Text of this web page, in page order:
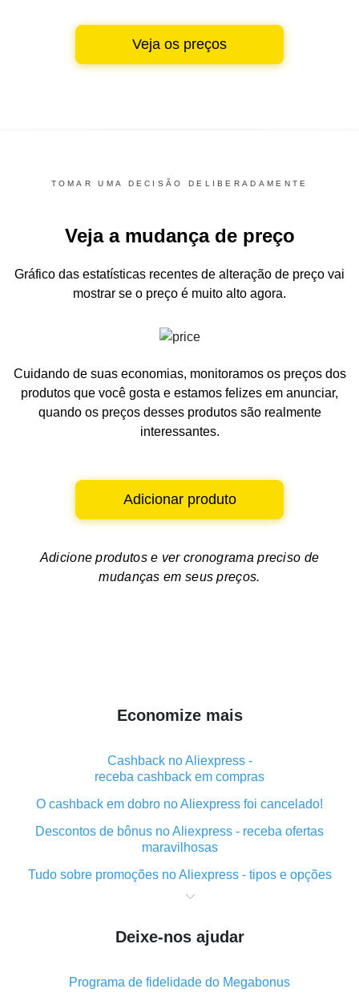
Veja os preços
TOMAR UMA DECISÃO DELIBERADAMENTE
Veja a mudança de preço
Gráfico das estatísticas recentes de alteração de preço vai
mostrar se o preço é muito alto agora.
Cuidando de suas economias, monitoramos os preços dos
produtos que você gosta e estamos felizes em anunciar,
quando os preços desses produtos são realmente
interessantes.
Adicionar produto
Adicione produtos e vercronograma preciso de
mudanças em seus preços.
Economize mais
Cashback no Aliexpress -
receba cashback em compras
O cashback em dobro no Aliexpress foi cancelado!
Descontos de bônus no Aliexpress - receba ofertas
maravilhosas
Tudo sobre promoções no Aliexpress - tipos e opções
O que é "cashback" ao realizar compras no Aliexpress
O melhor lugar para baixar o cashback do Aliexpress e
Qual o plug-in de cashback do Aliexpress e quais as
Deixe-nos ajudar
Programa de fidelidade do Megabonus